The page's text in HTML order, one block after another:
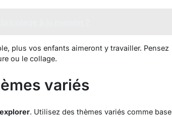
plus vos enfants aimeront y travailler. Pensez
ou le collage.
variés
. Utilisez des thèmes variés comme base